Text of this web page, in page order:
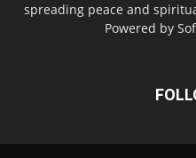
spreading peace and
Powered by